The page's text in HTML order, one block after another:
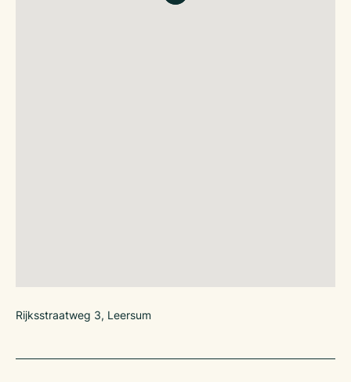
Rijksstraatweg 3, Leersum